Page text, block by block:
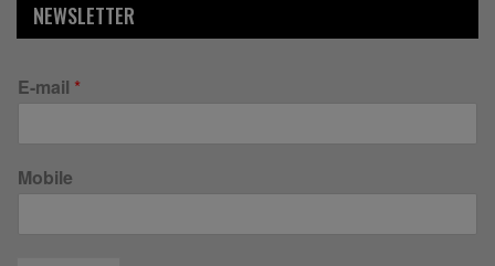
NEWSLETTER
E-mail *
Mobile